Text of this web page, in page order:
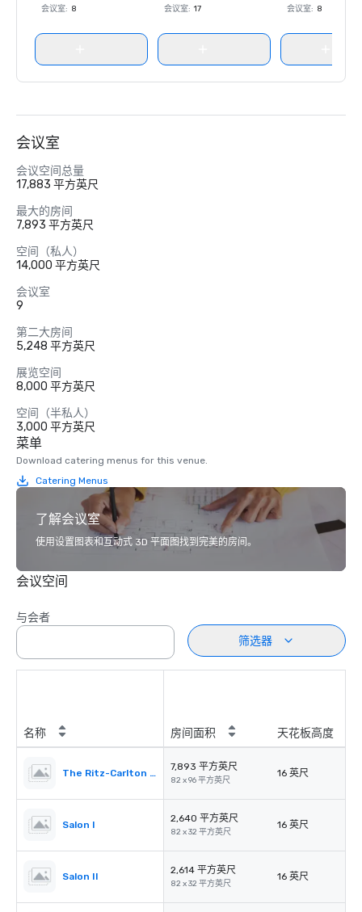
会议室: 8 会议室: 17 会议室: 8
会议室
会议空间总量
17,883 平方英尺
最大的房间
7,893 平方英尺
空间（私人）
14,000 平方英尺
会议室
9
第二大房间
5,248 平方英尺
展览空间
8,000 平方英尺
空间（半私人）
3,000 平方英尺
菜单
Download catering menus for this venue.
Catering Menus
了解会议室
使用设置图表和互动式 3D 平面图找到完美的房间。
会议空间
与会者
筛选器
名称 房间面积 天花板高度
The Ritz-Carlton Ballroom
7,893 平方英尺
82 x 96 平方英尺
16 英尺
Salon I
2,640 平方英尺
82 x 32 平方英尺
16 英尺
Salon II
2,614 平方英尺
82 x 32 平方英尺
16 英尺